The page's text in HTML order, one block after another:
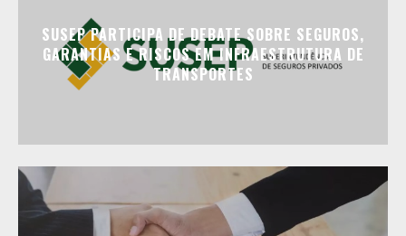
SUSEP PARTICIPA DE DEBATE SOBRE SEGUROS,
GARANTIAS E RISCOS EM INFRAESTRUTURA DE
TRANSPORTES